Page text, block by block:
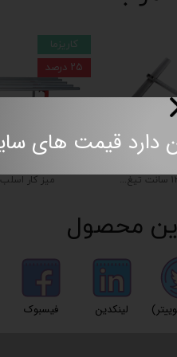
میز کار
کاریزما
۲۵ درصد
قواره بر گلکسی ۱۲۰ سانت تیغ نازک
لینکدین فیسبوک
محصول
دارد قیمت های